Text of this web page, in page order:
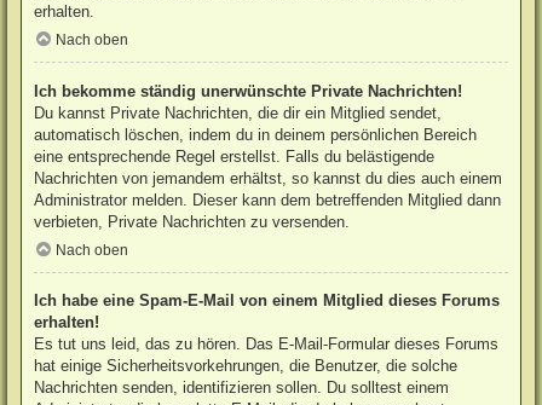
erhalten.
Nach oben
Ich bekomme ständig unerwünschte Private Nachrichten!
Du kannst Private Nachrichten, die dir ein Mitglied sendet,
automatisch löschen, indem du in deinem persönlichen Bereich
eine entsprechende Regel erstellst. Falls du belästigende
Nachrichten von jemandem erhältst, so kannst du dies auch einem
Administrator melden. Dieser kann dem betreffenden Mitglied dann
verbieten, Private Nachrichten zu versenden.
Nach oben
Ich habe eine Spam-E-Mail von einem Mitglied dieses Forums
erhalten!
Es tut uns leid, das zu hören. Das E-Mail-Formular dieses Forums
hat einige Sicherheitsvorkehrungen, die Benutzer, die solche
Nachrichten senden, identifizieren sollen. Du solltest einem